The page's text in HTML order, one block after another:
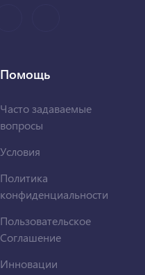
Помощь
Часто задаваемые
вопросы
Условия
Политика
конфиденциальности
Пользовательское
Соглашение
Инновации